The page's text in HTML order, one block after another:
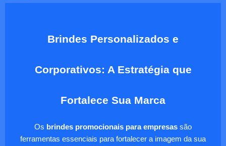
Brindes Personalizados e
Corporativos: A Estratégia que
Fortalece Sua Marca
Os brindes promocionais para empresas são
ferramentas essenciais para fortalecer a imagem da sua